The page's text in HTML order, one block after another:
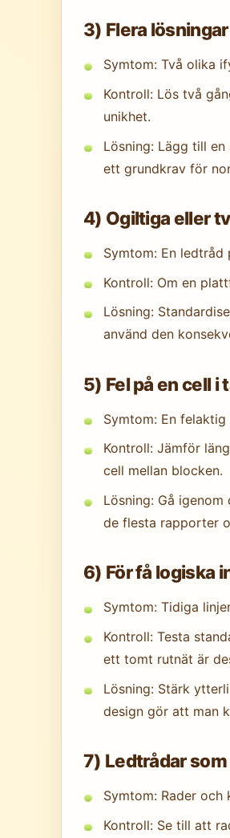
3) Flera
Symtom: Två olika
Kontroll: Lös två
unikhet.
Lösning: Lägg till
ett grundkrav för
4) Ogiltiga eller
Symtom: En
Kontroll: Om en
Lösning:
använd den
5) Fel på en cell
Symtom: En
Kontroll: Jämför
cell mellan blocken.
Lösning: Gå
de flesta rapporter
6) För få logiska
Symtom: Tidiga
Kontroll: Testa
ett tomt rutnät är
Lösning: Stärk
design gör att man
7) Ledtrådar
Symtom: Rader
Kontroll: Se till att